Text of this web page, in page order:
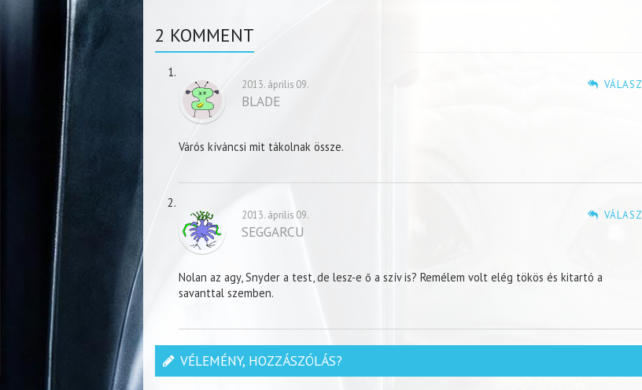
2 KOMMENT
VÁLASZ
2013. április 09.
BLADE
Várós kíváncsi mit tákolnak össze.
VÁLASZ
2013. április 09.
SEGGARCU
Nolan az agy, Snyder a test, de lesz-e ő a szív is? Remélem volt elég tökös és kitartó a
savanttal szemben.
VÉLEMÉNY, HOZZÁSZÓLÁS?